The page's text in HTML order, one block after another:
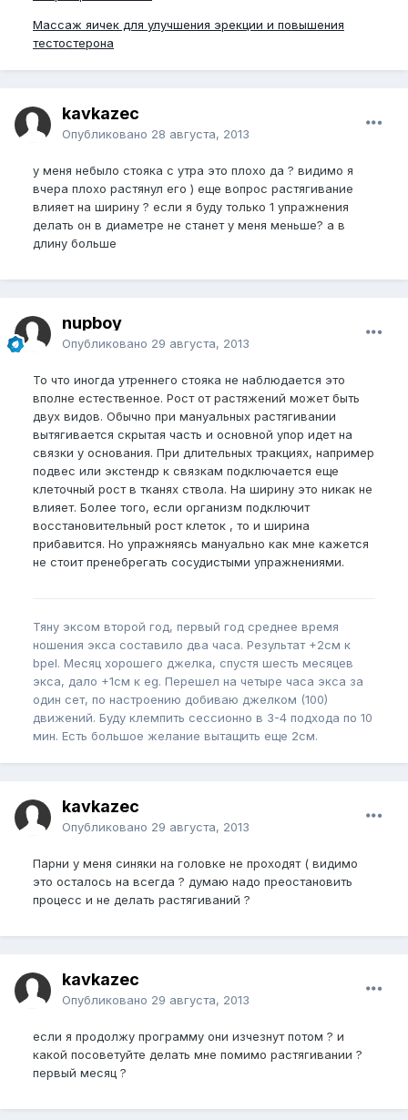
Массаж яичек для улучшения эрекции и повышения
тестостерона
kavkazec
Опубликовано 28 августа, 2013
у меня небыло стояка с утра это плохо да ? видимо я
вчера плохо растянул его ) еще вопрос растягивание
влияет на ширину ? если я буду только 1 упражнения
делать он в диаметре не станет у меня меньше? а в
длину больше
nupboy
Опубликовано 29 августа, 2013
То что иногда утреннего стояка не наблюдается это
вполне естественное. Рост от растяжений может быть
двух видов. Обычно при мануальных растягивании
вытягивается скрытая часть и основной упор идет на
связки у основания. При длительных тракциях, например
подвес или экстендр к связкам подключается еще
клеточный рост в тканях ствола. На ширину это никак не
влияет. Более того, если организм подключит
восстановительный рост клеток , то и ширина
прибавится. Но упражняясь мануально как мне кажется
не стоит пренебрегать сосудистыми упражнениями.
Тяну эксом второй год, первый год среднее время
ношения экса составило два часа. Результат +2см к
bpel. Месяц хорошего джелка, спустя шесть месяцев
экса, дало +1см к eg. Перешел на четыре часа экса за
один сет, по настроению добиваю джелком (100)
движений. Буду клемпить сессионно в 3-4 подхода по 10
мин. Есть большое желание вытащить еще 2см.
kavkazec
Опубликовано 29 августа, 2013
Парни у меня синяки на головке не проходят ( видимо
это осталось на всегда ? думаю надо преостановить
процесс и не делать растягиваний ?
kavkazec
Опубликовано 29 августа, 2013
если я продолжу программу они изчезнут потом ? и
какой посоветуйте делать мне помимо растягивании ?
первый месяц ?